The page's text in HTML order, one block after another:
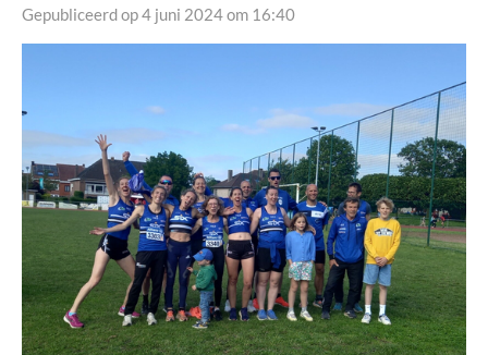
Gepubliceerd op 4 juni 2024 om 16:40